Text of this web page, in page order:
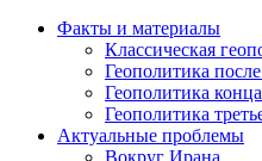
Факты и материалы
Классическая
Геополитика
Геополитика
Геополитика
Актуальные проблемы
Вокруг Ирана